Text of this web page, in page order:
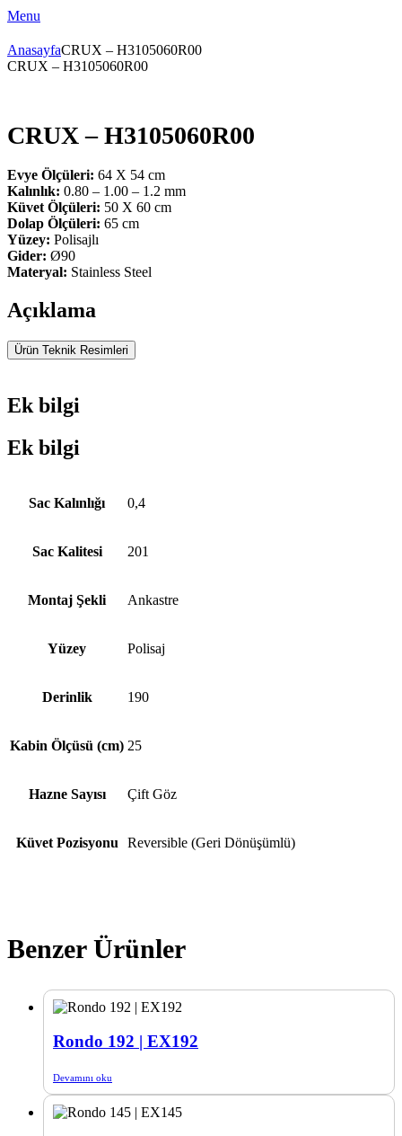
Menu
AnasayfaCRUX – H3105060R00
CRUX – H3105060R00
CRUX – H3105060R00
Evye Ölçüleri: 64 X 54 cm
Kalınlık: 0.80 – 1.00 – 1.2 mm
Küvet Ölçüleri: 50 X 60 cm
Dolap Ölçüleri: 65 cm
Yüzey: Polisajlı
Gider: Ø90
Materyal: Stainless Steel
Açıklama
Ürün Teknik Resimleri
Ek bilgi
Ek bilgi
Sac Kalınlığı 0,4
Sac Kalitesi 201
Montaj Şekli Ankastre
Yüzey Polisaj
Derinlik 190
Kabin Ölçüsü (cm) 25
Hazne Sayısı Çift Göz
Küvet Pozisyonu Reversible (Geri Dönüşümlü)
Benzer Ürünler
Rondo 192 | EX192
Devamını oku